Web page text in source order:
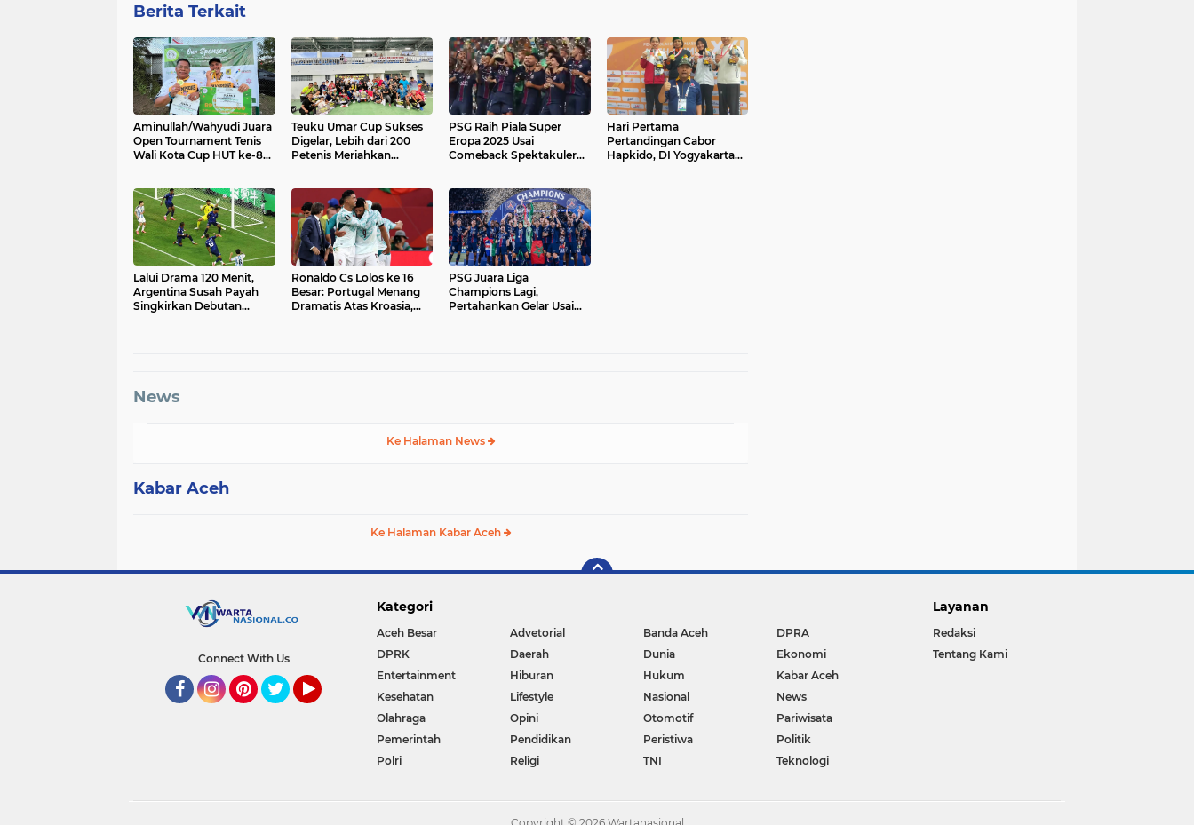
Berita Terkait
Aminullah/Wahyudi Juara
Open Tournament Tenis
Wali Kota Cup HUT ke-80
Teuku Umar Cup Sukses
Digelar, Lebih dari 200
Petenis Meriahkan
PSG Raih Piala Super
Eropa 2025 Usai
Comeback Spektakuler
Hari Pertama
Pertandingan Cabor
Hapkido, DI Yogyakarta
​Lalui Drama 120 Menit,
Argentina Susah Payah
Singkirkan Debutan
Ronaldo Cs Lolos ke 16
Besar: Portugal Menang
Dramatis Atas Kroasia,
PSG Juara Liga
Champions Lagi,
Pertahankan Gelar Usai
News
Ke Halaman News
Kabar Aceh
Ke Halaman Kabar Aceh
Connect With Us
Kategori
Aceh Besar Advetorial Banda Aceh
DPRA
DPRK
Daerah Dunia
Ekonomi
Entertainment
Hiburan Hukum
Kabar Aceh
Kesehatan
Lifestyle Nasional
News
Olahraga
Opini Otomotif
Pariwisata
Pemerintah
Pendidikan Peristiwa
Politik
Polri
Religi TNI Teknologi
Layanan
Redaksi
Tentang Kami